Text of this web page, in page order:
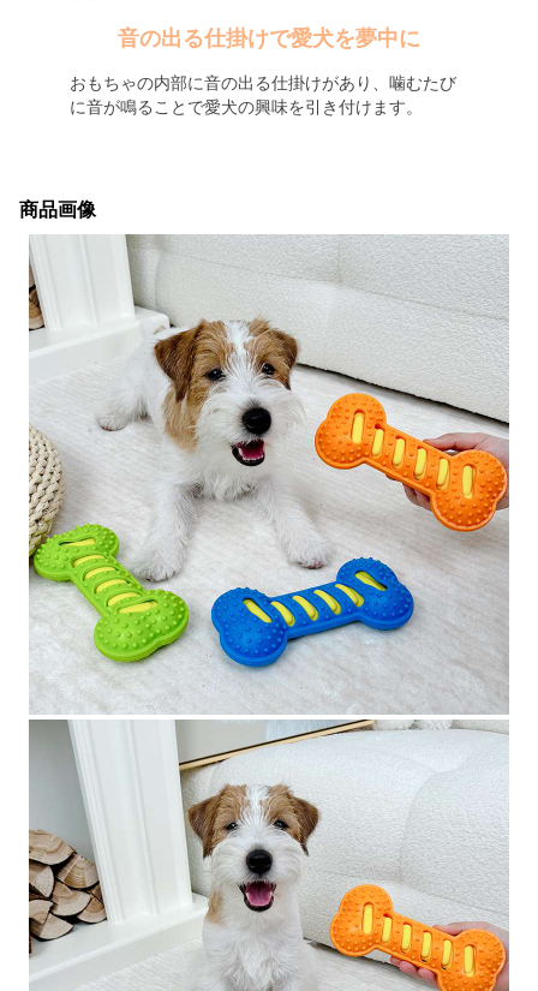
音の出る仕掛けで愛犬を夢中に
おもちゃの内部に音の出る仕掛けがあり、噛むたび
に音が鳴ることで愛犬の興味を引き付けます。
商品画像